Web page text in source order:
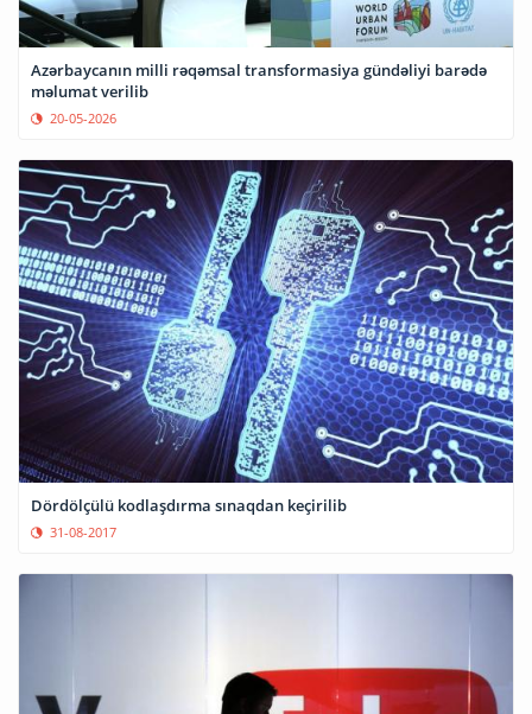
Azərbaycanın milli rəqəmsal transformasiya gündəliyi barədə
məlumat verilib
20-05-2026
Dördölçülü kodlaşdırma sınaqdan keçirilib
31-08-2017